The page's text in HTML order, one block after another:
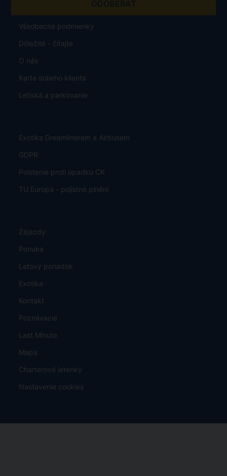
Všeobecné podmienky
Dôležité - čítajte
O nás
Karta stáleho klienta
Letiská a parkovanie
Exotika Dreamlinerem a Airbusem
GDPR
Poistenie proti úpadku CK
TU Europa - pojistné plnění
Zájazdy
Ponuka
Letový poriadok
Exotika
Kontakt
Poznávacie
Last Minute
Mapa
Charterové letenky
Nastavenie cookies